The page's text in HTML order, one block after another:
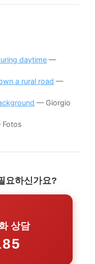
daytime —
a rural road —
— Giorgio
요하신가요?
상담